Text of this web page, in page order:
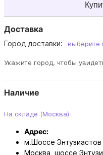
Доставка
Город доставки: выберите
Укажите город, чтобы
Наличие
На складе (Москва)
Адрес:
м.Шоссе Энтузиастов
Москва, шоссе